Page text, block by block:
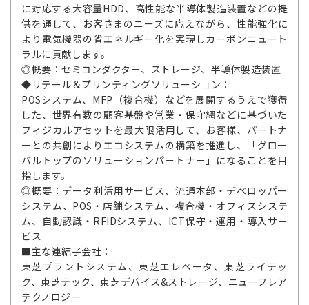
に対応する大容量HDD、高性能な半導体製造装置などの提
供を通して、お客さまのニーズに応えながら、性能強化に
より電気機器の省エネルギー化を実現しカーボンニュート
ラルに貢献します。
◎概要：セミコンダクター、ストレージ、半導体製造装置
◆リテール＆プリンティングソリューション：
POSシステム、MFP（複合機）などを展開するうえで獲得
した、世界有数の顧客基盤や営業・保守網などに基づいた
フィジカルアセットを最大限活用して、お客様、パートナ
ーとの共創によりエコシステムの構築を推進し、「グロー
バルトップのソリューションパートナー」になることを目
指します。
◎概要：データ利活用サービス、流通本部・デベロッパー
システム、POS・店舗システム、複合機・オフィスシステ
ム、自動認識・RFIDシステム、ICT保守・運用・導入サー
ビス
■主な連結子会社：
東芝プラントシステム、東芝エレベータ、東芝ライテッ
ク、東芝テック、東芝デバイス&ストレージ、ニューフレア
テクノロジー